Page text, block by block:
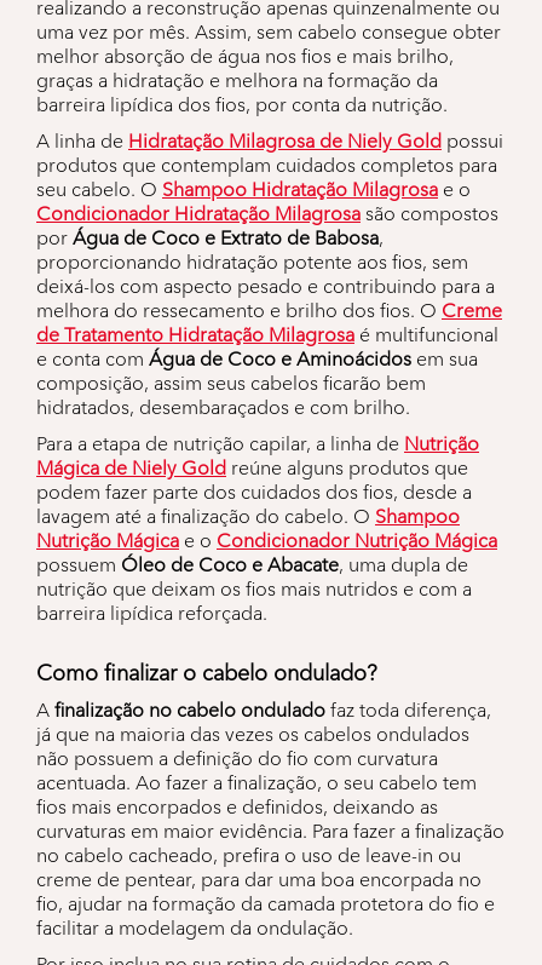
realizando a reconstrução apenas quinzenalmente ou
uma vez por mês. Assim, sem cabelo consegue obter
melhor absorção de água nos fios e mais brilho,
graças a hidratação e melhora na formação da
barreira lipídica dos fios, por conta da nutrição.
A linha de Hidratação Milagrosa de Niely Gold possui
produtos que contemplam cuidados completos para
seu cabelo. O Shampoo Hidratação Milagrosa e o
Condicionador Hidratação Milagrosa são compostos
por Água de Coco e Extrato de Babosa,
proporcionando hidratação potente aos fios, sem
deixá-los com aspecto pesado e contribuindo para a
melhora do ressecamento e brilho dos fios. O Creme
de Tratamento Hidratação Milagrosa é multifuncional
e conta com Água de Coco e Aminoácidos em sua
composição, assim seus cabelos ficarão bem
hidratados, desembaraçados e com brilho.
Para a etapa de nutrição capilar, a linha de Nutrição
Mágica de Niely Gold reúne alguns produtos que
podem fazer parte dos cuidados dos fios, desde a
lavagem até a finalização do cabelo. O Shampoo
Nutrição Mágica e o Condicionador Nutrição Mágica
possuem Óleo de Coco e Abacate, uma dupla de
nutrição que deixam os fios mais nutridos e com a
barreira lipídica reforçada.
Como finalizar o cabelo ondulado?
A finalização no cabelo ondulado faz toda diferença,
já que na maioria das vezes os cabelos ondulados
não possuem a definição do fio com curvatura
acentuada. Ao fazer a finalização, o seu cabelo tem
fios mais encorpados e definidos, deixando as
curvaturas em maior evidência. Para fazer a finalização
no cabelo cacheado, prefira o uso de leave-in ou
creme de pentear, para dar uma boa encorpada no
fio, ajudar na formação da camada protetora do fio e
facilitar a modelagem da ondulação.